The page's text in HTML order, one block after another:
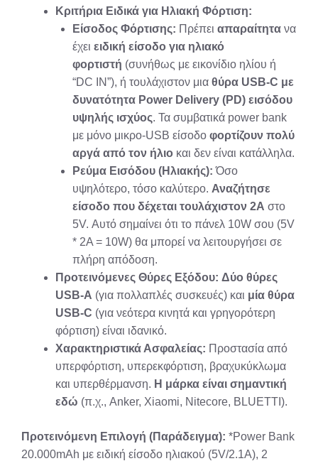
Κριτήρια Ειδικά για Ηλιακή Φόρτιση:
Είσοδος Φόρτισης: Πρέπει απαραίτητα να
έχει ειδική είσοδο για ηλιακό
φορτιστή (συνήθως με εικονίδιο ηλίου ή
“DC IN”), ή τουλάχιστον μια θύρα USB-C με
δυνατότητα Power Delivery (PD) εισόδου
υψηλής ισχύος. Τα συμβατικά power bank
με μόνο μικρο-USB είσοδο φορτίζουν πολύ
αργά από τον ήλιο και δεν είναι κατάλληλα.
Ρεύμα Εισόδου (Ηλιακής): Όσο
υψηλότερο, τόσο καλύτερο. Αναζήτησε
είσοδο που δέχεται τουλάχιστον 2A στο
5V. Αυτό σημαίνει ότι το πάνελ 10W σου (5V
* 2A = 10W) θα μπορεί να λειτουργήσει σε
πλήρη απόδοση.
Προτεινόμενες Θύρες Εξόδου: Δύο θύρες
USB-A (για πολλαπλές συσκευές) και μία θύρα
USB-C (για νεότερα κινητά και γρηγορότερη
φόρτιση) είναι ιδανικό.
Χαρακτηριστικά Ασφαλείας: Προστασία από
υπερφόρτιση, υπερεκφόρτιση, βραχυκύκλωμα
και υπερθέρμανση. Η μάρκα είναι σημαντική
εδώ (π.χ., Anker, Xiaomi, Nitecore, BLUETTI).
Προτεινόμενη Επιλογή (Παράδειγμα): *Power Bank
20.000mAh με ειδική είσοδο ηλιακού (5V/2.1A), 2